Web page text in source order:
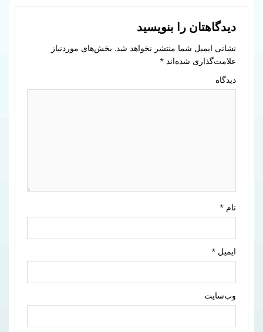
دیدگاهتان را بنویسید
نشانی ایمیل شما منتشر نخواهد شد.بخش‌های موردنیاز
علامت‌گذاری شده‌اند*
دیدگاه
نام*
ایمیل *
وب‌سایت